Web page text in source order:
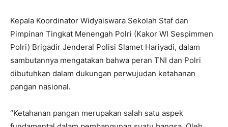
Kepala Koordinator Widyaiswara Sekolah Staf dan
Pimpinan Tingkat Menengah Polri (Kakor WI Sespimmen
Polri) Brigadir Jenderal Polisi Slamet Hariyadi, dalam
sambutannya mengatakan bahwa peran TNI dan Polri
dibutuhkan dalam dukungan perwujudan ketahanan
pangan nasional.
“Ketahanan pangan merupakan salah satu aspek